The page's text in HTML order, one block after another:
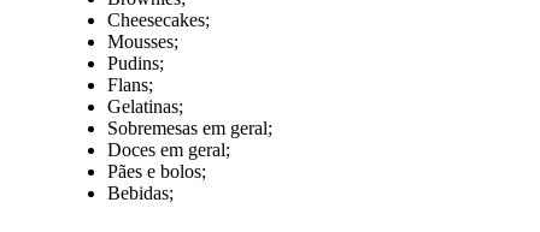
Cheesecakes;
Mousses;
Pudins;
Flans;
Gelatinas;
Sobremesas em geral;
Doces em geral;
Pães e bolos;
Bebidas;